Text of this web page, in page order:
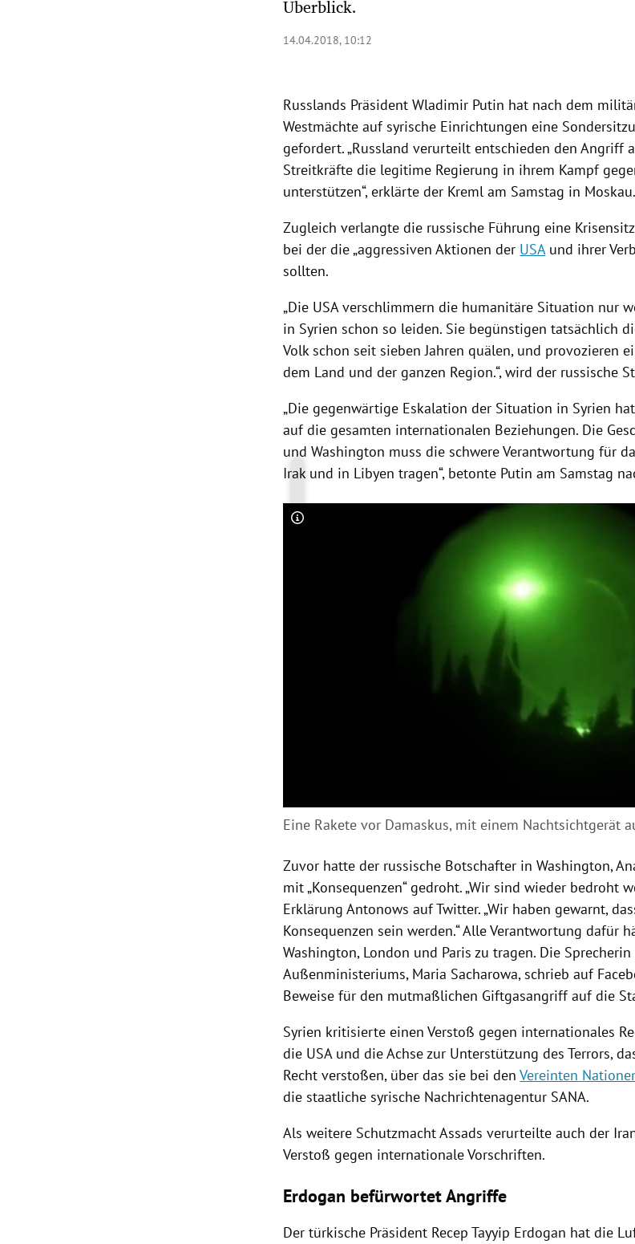
Überblick.
14.04.2018, 10:12
Russlands PräsidentWladimir Putin hat nach dem
Westmächte auf syrische Einrichtungen eine
gefordert. „Russland verurteilt entschieden denAngriff
Streitkräfte die legitime Regierung in ihrem Kampf
unterstützen“, erklärte der Kreml am Samstag in Moskau.
Zugleich verlangte die russische Führung eine
bei der die „aggressiven Aktionen der USAund ihrer
sollten.
„Die USAverschlimmern die humanitäre Situation nur
in Syrien schon so leiden. Sie begünstigen tatsächlich
Volk schon seit sieben Jahren quälen, und provozieren
dem Land und der ganzen Region.“, wird der russische
„Die gegenwärtige Eskalation der Situation in Syrien
auf die gesamten internationalen Beziehungen. Die
undWashington muss die schwere Verantwortung für
Irakund in Libyen tragen“, betonte Putin am Samstag
Copyright-Hinweis öffnen/schließen
Eine Rakete vor Damaskus, mit einem Nachtsichtgerät
Zuvor hatte der russische Botschafter inWashington,
mit „Konsequenzen“ gedroht. „Wir sind wieder bedroht
ErklärungAntonows aufTwitter. „Wir haben gewarnt,
Konsequenzen sein werden.“ Alle Verantwortung dafür
Washington, London und Paris zu tragen. Die
Außenministeriums, Maria Sacharowa, schrieb auf
Beweise für den mutmaßlichen Giftgasangriff auf die
Syrien kritisierte einen Verstoß gegen internationales
die USAund die Achse zur Unterstützung des Terrors,
Recht verstoßen, über das sie bei denVereinten
die staatliche syrische Nachrichtenagentur SANA.
Als weitere Schutzmacht Assads verurteilte auch der
Verstoß gegen internationale Vorschriften.
Erdogan befürwortet Angriffe
Der türkische Präsident Recep Tayyip Erdogan hat die